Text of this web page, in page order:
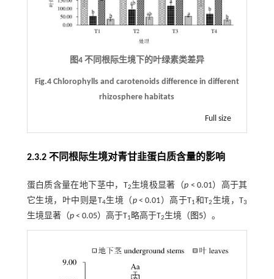
图4 不同根际生境下的叶绿素类差异
Fig.4 Chlorophylls and carotenoids difference in different
rhizosphere habitats
Full size
2.3.2 不同根际生境对青甘韭蛋白质含量的影响
蛋白质含量在地下茎中，T2生境极显著（p < 0.01）高于其
它生境，叶中则是T4生境（p< 0.01）高于T1和T2 生境，T3
生境显著（p< 0.05）高于T1略高于T2生境（ 图5）。